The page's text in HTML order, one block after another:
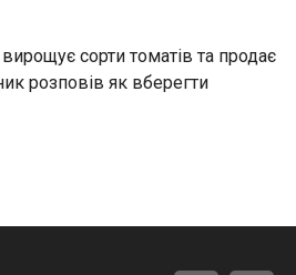
сорти томатів та продає
розповів як вберегти